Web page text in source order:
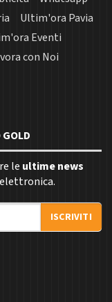
Ultim'ora Pavia
Eventi
con Noi
le ultime news
ISCRIVITI